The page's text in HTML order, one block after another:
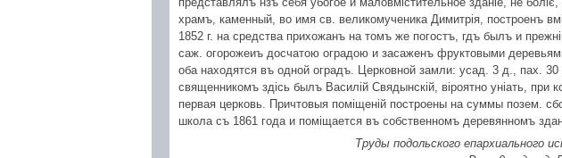
храмъ, каменный, во имя св. великомученика Димитрія, построенъ
1852 г. на средства прихожанъ на томъ же погостъ, гдъ былъ и
саж. огорожеиъ досчатою оградою и засаженъ фруктовыми
оба находятся въ одной оградъ. Церковной замли: усад. 3 д., пах.
священникомъ здісь былъ Василій Свядынскій, віроятно уніать, при
первая церковь. Причтовыя поміщеній построены на суммы позем.
школа съ 1861 года и поміщается въ собственномъ деревянномъ
Труды подольского епархиального